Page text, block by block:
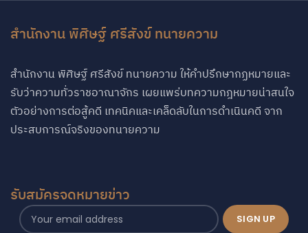
สำนักงาน พิศิษฐ์ ศรีสังข์ ทนายความ
สำนักงาน พิศิษฐ์ ศรีสังข์ ทนายความ ให้คำปรึกษากฏหมายและ
รับว่าความทั่วราชอาณาจักร เผยแพร่บทความกฎหมายน่าสนใจ
ตัวอย่างการต่อสู้คดี เทคนิคและเคล็ดลับในการดำเนินคดี จาก
ประสบการณ์จริงของทนายความ
รับสมัครจดหมายข่าว